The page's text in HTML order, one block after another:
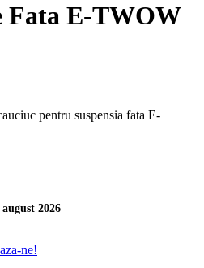
Fata E-TWOW
pentru suspensia fata E-
august 2026
ne!